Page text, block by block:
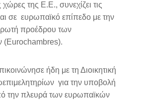
της Ε.Ε., συνεχίζει τις
σε ευρωπαϊκό επίπεδο με την
προέδρου των
(Eurochambres).
ήδη με τη Διοικητική
για την υποβολή
την πλευρά των ευρωπαϊκών